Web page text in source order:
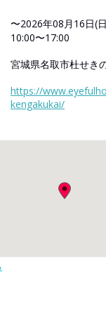
〜2026年08月16日(
10:00〜17:00
宮城県名取市杜せき
https://
kengakukai/